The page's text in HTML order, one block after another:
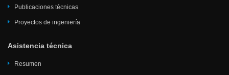
Publicaciones técnicas
Proyectos de ingeniería
Asistencia técnica
Resumen